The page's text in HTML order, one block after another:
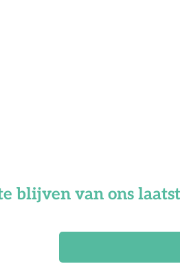
blijven van ons